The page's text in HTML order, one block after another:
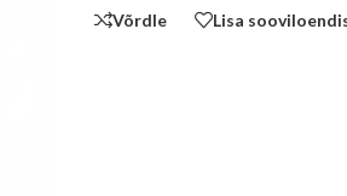
Võrdle Lisa